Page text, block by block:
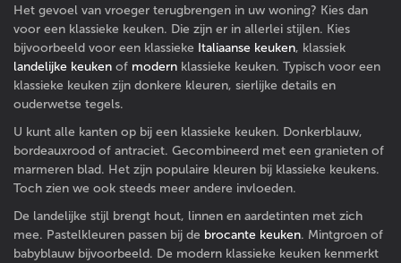
Het gevoel van vroeger terugbrengen in uw woning? Kies dan
voor een klassieke keuken. Die zijn er in allerlei stijlen. Kies
bijvoorbeeld voor een klassieke Italiaanse keuken, klassiek
landelijke keuken of modern klassieke keuken. Typisch voor een
klassieke keuken zijn donkere kleuren, sierlijke details en
ouderwetse tegels.
U kunt alle kanten op bij een klassieke keuken. Donkerblauw,
bordeauxrood of antraciet. Gecombineerd met een granieten of
marmeren blad. Het zijn populaire kleuren bij klassieke keukens.
Toch zien we ook steeds meer andere invloeden.
De landelijke stijl brengt hout, linnen en aardetinten met zich
mee. Pastelkleuren passen bij de brocante keuken. Mintgroen of
babyblauw bijvoorbeeld. De modern klassieke keuken kenmerkt